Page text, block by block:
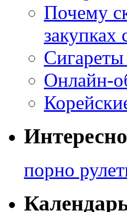
Почему
закупках
Онлайн-
порно